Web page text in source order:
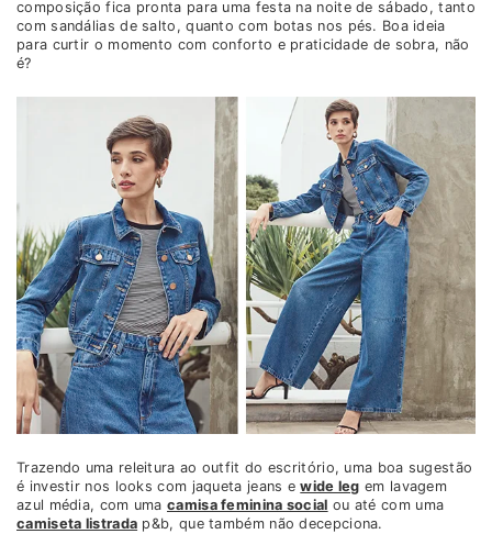
composição fica pronta para uma festa na noite de sábado, tanto
com sandálias de salto, quanto com botas nos pés. Boa ideia
para curtir o momento com conforto e praticidade de sobra, não
é?
Trazendo uma releitura ao outfit do escritório, uma boa sugestão
é investir nos looks com jaqueta jeans ewide leg em lavagem
azul média, com umacamisa feminina social ou até com uma
camiseta listrada p&b, que também não decepciona.